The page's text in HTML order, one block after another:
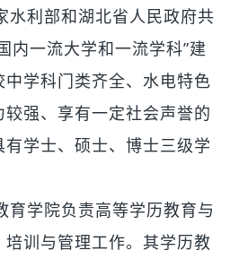
利部和湖北省人民政府共
内一流大学和一流学科”建
学科门类齐全、水电特色
强、享有一定社会声誉的
学士、硕士、博士三级学
学院负责高等学历教育与
训与管理工作。其学历教